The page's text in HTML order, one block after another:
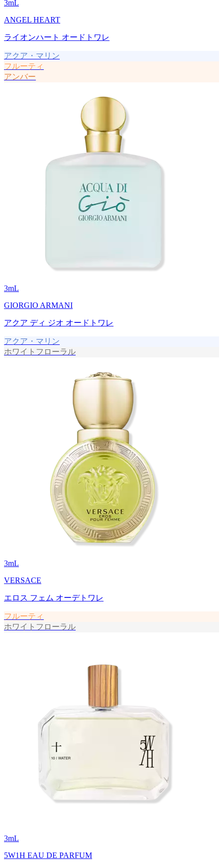
3mL
ANGEL HEART
ライオンハート オードトワレ
アクア・マリン
フルーティ
アンバー
3mL
GIORGIO ARMANI
アクア ディ ジオ オードトワレ
アクア・マリン
ホワイトフローラル
3mL
VERSACE
エロス フェム オーデトワレ
フルーティ
ホワイトフローラル
3mL
5W1H EAU DE PARFUM